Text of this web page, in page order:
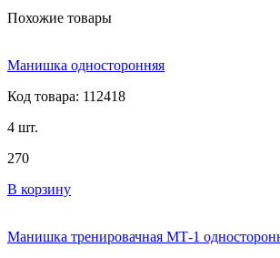
Похожие товары
Манишка односторонняя
Код товара: 112418
4 шт.
270
В корзину
Манишка тренировачная МТ-1